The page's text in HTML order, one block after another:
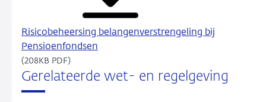
Risicobeheersing belangenverstrengeling bij
Pensioenfondsen
(208KB PDF)
Gerelateerde wet- en regelgeving